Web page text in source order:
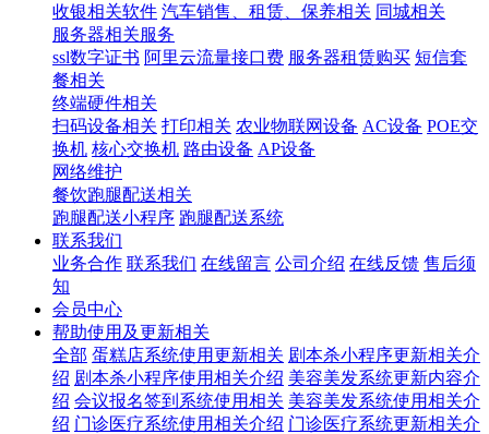
收银相关软件 汽车销售、租赁、保养相关 同城相关
服务器相关服务
ssl数字证书 阿里云流量接口费 服务器租赁购买 短信套
餐相关
终端硬件相关
扫码设备相关 打印相关 农业物联网设备 AC设备 POE交
换机 核心交换机 路由设备 AP设备
网络维护
餐饮跑腿配送相关
跑腿配送小程序 跑腿配送系统
联系我们
业务合作 联系我们 在线留言 公司介绍 在线反馈 售后须
知
会员中心
帮助使用及更新相关
全部 蛋糕店系统使用更新相关 剧本杀小程序更新相关介
绍 剧本杀小程序使用相关介绍 美容美发系统更新内容介
绍 会议报名签到系统使用相关 美容美发系统使用相关介
绍 门诊医疗系统使用相关介绍 门诊医疗系统更新相关介